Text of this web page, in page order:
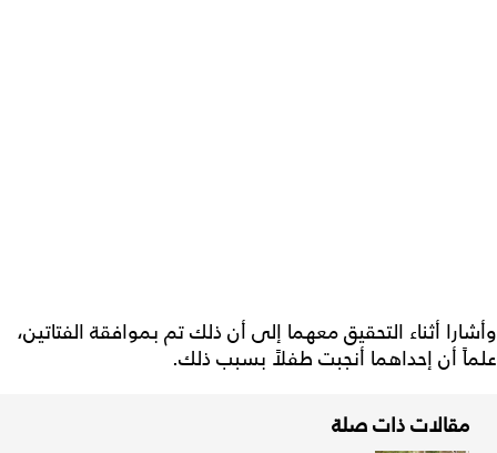
وأشارا أثناء التحقيق معهما إلى أن ذلك تم بموافقة الفتاتين،
علماً أن إحداهما أنجبت طفلاً بسبب ذلك.
مقالات ذات صلة